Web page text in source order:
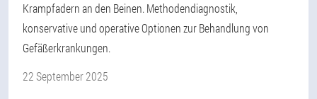
Krampfadern an den Beinen. Methodendiagnostik,
konservative und operative Optionen zur Behandlung von
Gefäßerkrankungen.
22 September 2025